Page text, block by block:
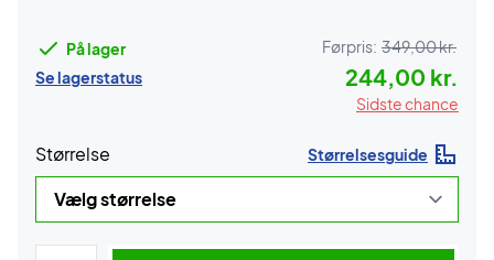
På lager
Se lagerstatus
Førpris: 349,00 kr.
244,00 kr.
Sidste chance
Størrelse Størrelsesguide